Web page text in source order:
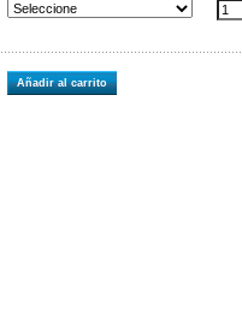
Añadir al carrito